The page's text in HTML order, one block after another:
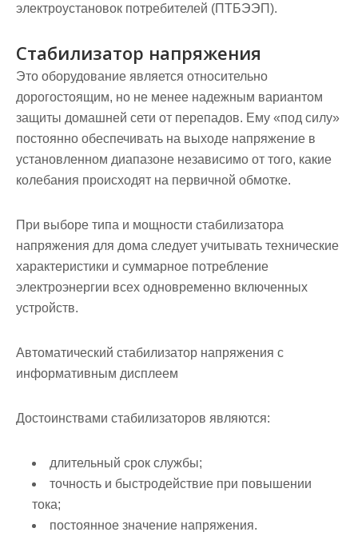
электроустановок потребителей (ПТБЭЭП).
Стабилизатор напряжения
Это оборудование является относительно
дорогостоящим, но не менее надежным вариантом
защиты домашней сети от перепадов. Ему «под силу»
постоянно обеспечивать на выходе напряжение в
установленном диапазоне независимо от того, какие
колебания происходят на первичной обмотке.
При выборе типа и мощности стабилизатора
напряжения для дома следует учитывать технические
характеристики и суммарное потребление
электроэнергии всех одновременно включенных
устройств.
Автоматический стабилизатор напряжения с
информативным дисплеем
Достоинствами стабилизаторов являются:
длительный срок службы;
точность и быстродействие при повышении
тока;
постоянное значение напряжения.